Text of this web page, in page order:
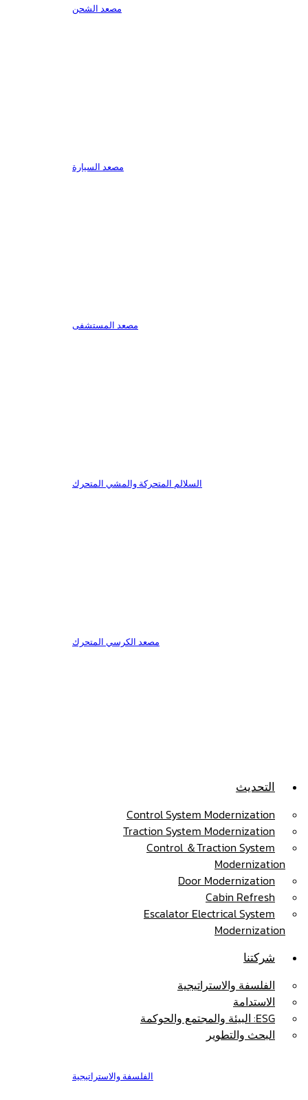
مصعد الشحن
مصعد السيارة
مصعد المستشفى
السلالم المتحركة والمشي المتحرك
مصعد الكرسي المتحرك
التحديث
Control System Modernization
Traction System Modernization
Control ＆Traction System
Door Modernization
Cabin Refresh
Escalator Electrical System
شركتنا
الفلسفة والاستراتيجية
الاستدامة
ESG: البيئة والمجتمع والحوكمة
البحث والتطوير
الفلسفة والاستراتيجية